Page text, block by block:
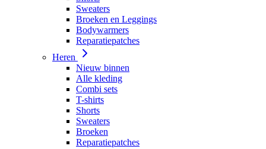
Sweaters
Broeken en Leggings
Bodywarmers
Reparatiepatches
Heren
Nieuw binnen
Alle kleding
Combi sets
T-shirts
Shorts
Sweaters
Broeken
Reparatiepatches